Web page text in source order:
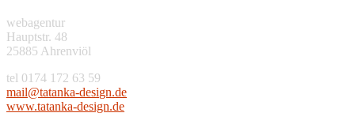
webagentur
Hauptstr. 48
25885 Ahrenviöl
tel 0174 172 63 59
ed.ng
ised-
aknat
at@li
am
www.tatanka-design.de